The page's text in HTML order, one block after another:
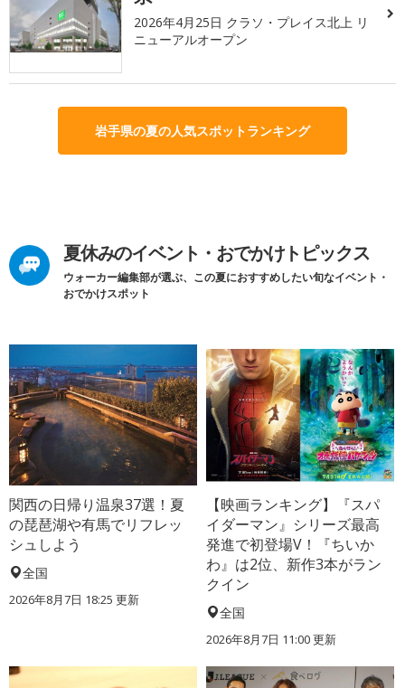
2026年4月25日 クラソ・プレイス北上 リ
ニューアルオープン
岩手県の夏の人気スポットランキング
夏休みのイベント・おでかけトピックス
ウォーカー編集部が選ぶ、この夏におすすめしたい旬なイベント・
おでかけスポット
関西の日帰り温泉37選！夏
の琵琶湖や有馬でリフレッ
シュしよう
全国
2026年8月7日 18:25 更新
【映画ランキング】『スパ
イダーマン』シリーズ最高
発進で初登場V！『ちいか
わ』は2位、新作3本がラン
クイン
全国
2026年8月7日 11:00更新